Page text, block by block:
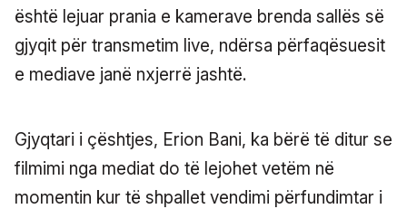
është lejuar prania e kamerave brenda sallës së
gjyqit për transmetim live, ndërsa përfaqësuesit
e mediave janë nxjerrë jashtë.
Gjyqtari i çështjes, Erion Bani, ka bërë të ditur se
filmimi nga mediat do të lejohet vetëm në
momentin kur të shpallet vendimi përfundimtar i